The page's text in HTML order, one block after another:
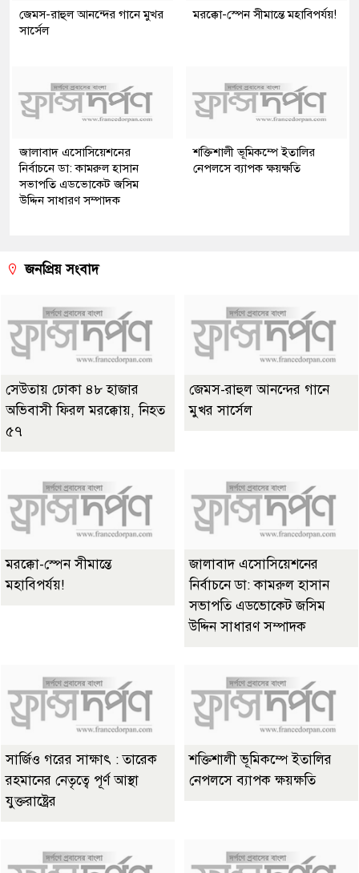
জেমস-রাহুল আনন্দের গানে মুখর
সার্সেল
মরক্কো-স্পেন সীমান্তে মহাবিপর্যয়!
জালাবাদ এসোসিয়েশনের
নির্বাচনে ডা: কামরুল হাসান
সভাপতি এডভোকেট জসিম
উদ্দিন সাধারণ সম্পাদক
শক্তিশালী ভূমিকম্পে ইতালির
নেপলসে ব্যাপক ক্ষয়ক্ষতি
জনপ্রিয় সংবাদ
সেউতায় ঢোকা ৪৮ হাজার
অভিবাসী ফিরল মরক্কোয়, নিহত
৫৭
জেমস-রাহুল আনন্দের গানে
মুখর সার্সেল
মরক্কো-স্পেন সীমান্তে
মহাবিপর্যয়!
জালাবাদ এসোসিয়েশনের
নির্বাচনে ডা: কামরুল হাসান
সভাপতি এডভোকেট জসিম
উদ্দিন সাধারণ সম্পাদক
সার্জিও গরের সাক্ষাৎ : তারেক
রহমানের নেতৃত্বে পূর্ণ আস্থা
যুক্তরাষ্ট্রের
শক্তিশালী ভূমিকম্পে ইতালির
নেপলসে ব্যাপক ক্ষয়ক্ষতি